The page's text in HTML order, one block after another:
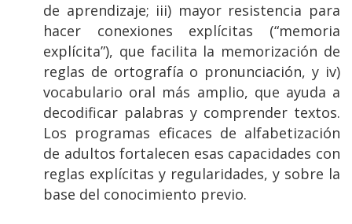
de aprendizaje; iii) mayor resistencia para
hacer conexiones explícitas (“memoria
explícita”), que facilita la memorización de
reglas de ortografía o pronunciación, y iv)
vocabulario oral más amplio, que ayuda a
decodificar palabras y comprender textos.
Los programas eficaces de alfabetización
de adultos fortalecen esas capacidades con
reglas explícitas y regularidades, y sobre la
base del conocimiento previo.